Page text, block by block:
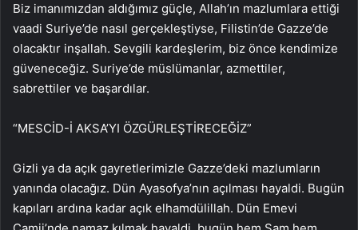
Biz imanımızdan aldığımız güçle, Allah’ın mazlumlara ettiği
vaadi Suriye’de nasıl gerçekleştiyse, Filistin’de Gazze’de
olacaktır inşallah. Sevgili kardeşlerim, biz önce kendimize
güveneceğiz. Suriye’de müslümanlar, azmettiler,
sabrettiler ve başardılar.
“MESCİD-İ AKSA’YI ÖZGÜRLEŞTİRECEĞİZ”
Gizli ya da açık gayretlerimizle Gazze’deki mazlumların
yanında olacağız. Dün Ayasofya’nın açılması hayaldi. Bugün
kapıları ardına kadar açık elhamdülillah. Dün Emevi